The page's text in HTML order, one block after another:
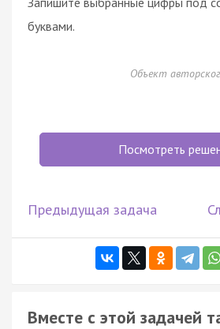
буквами.
Объект
Посмотреть
Предыдущая задача
Вместе с этой задачей